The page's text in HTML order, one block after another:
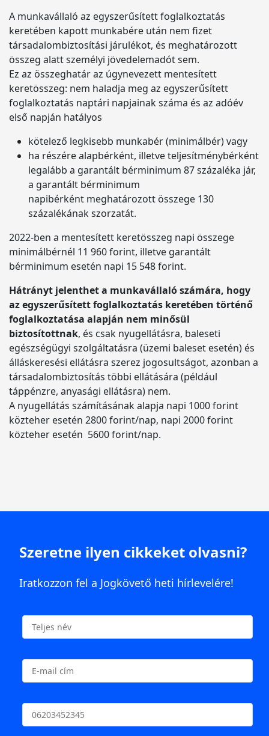
A munkavállaló az egyszerűsített foglalkoztatás
keretében kapott munkabére után nem fizet
társadalombiztosítási járulékot, és meghatározott
összeg alatt személyi jövedelemadót sem.
Ez az összeghatár az úgynevezett mentesített
keretösszeg: nem haladja meg az egyszerűsített
foglalkoztatás naptári napjainak száma és az adóév
első napján hatályos
kötelező legkisebb munkabér (minimálbér) vagy
ha részére alapbérként, illetve teljesítménybérként
legalább a garantált bérminimum 87 százaléka jár,
a garantált bérminimum
napibérként meghatározott összege 130
százalékának szorzatát.
2022-ben a mentesített keretösszeg napi összege
minimálbérnél 11 960 forint, illetve garantált
bérminimum esetén napi 15 548 forint.
Hátrányt jelenthet a munkavállaló számára, hogy
az egyszerűsített foglalkoztatás keretében történő
foglalkoztatása alapján nem minősül
biztosítottnak, és csak nyugellátásra, baleseti
egészségügyi szolgáltatásra (üzemi baleset esetén) és
álláskeresési ellátásra szerez jogosultságot, azonban a
társadalombiztosítás többi ellátására (például
táppénzre, anyasági ellátásra) nem.
A nyugellátás számításának alapja napi 1000 forint
közteher esetén 2800 forint/nap, napi 2000 forint
közteher esetén 5600 forint/nap.
Szeretne ilyen cikkeket olvasni?
Iratkozzon fel a Jogkövető heti hírlevelére!